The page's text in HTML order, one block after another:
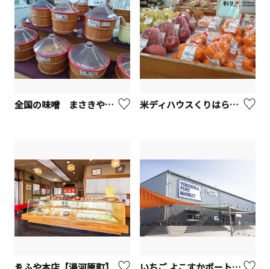
全国の味噌 まさきや【座間市】 米ディハウスくりはら【座間市】